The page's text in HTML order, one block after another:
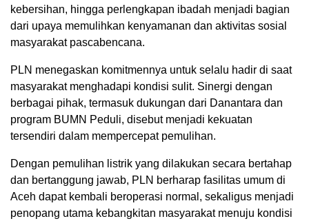
kebersihan, hingga perlengkapan ibadah menjadi bagian
dari upaya memulihkan kenyamanan dan aktivitas sosial
masyarakat pascabencana.
PLN menegaskan komitmennya untuk selalu hadir di saat
masyarakat menghadapi kondisi sulit. Sinergi dengan
berbagai pihak, termasuk dukungan dari Danantara dan
program BUMN Peduli, disebut menjadi kekuatan
tersendiri dalam mempercepat pemulihan.
Dengan pemulihan listrik yang dilakukan secara bertahap
dan bertanggung jawab, PLN berharap fasilitas umum di
Aceh dapat kembali beroperasi normal, sekaligus menjadi
penopang utama kebangkitan masyarakat menuju kondisi